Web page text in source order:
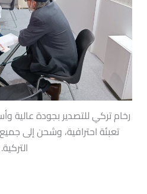
رخام تركي للتصدير بجودة عالية
تعبئة احترافية، وشحن إلى
التركية.